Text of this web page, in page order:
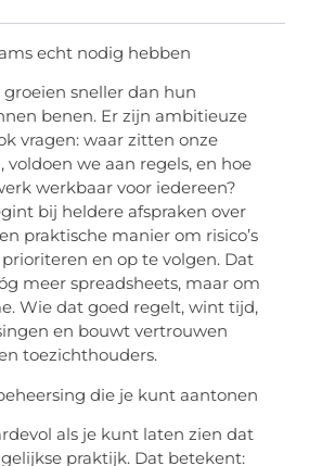
echt nodig hebben
groeien sneller dan hun
benen. Er zijn ambitieuze
vragen: waar zitten onze
voldoen we aan regels, en hoe
werkbaar voor iedereen?
bij heldere afspraken over
praktische manier om risico’s
en op te volgen. Dat
meer spreadsheets, maar om
Wie dat goed regelt, wint tijd,
en bouwt vertrouwen
toezichthouders.
die je kunt aantonen
als je kunt laten zien dat
praktijk. Dat betekent: